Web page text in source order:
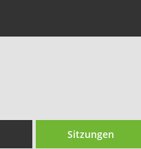
Sitzungen